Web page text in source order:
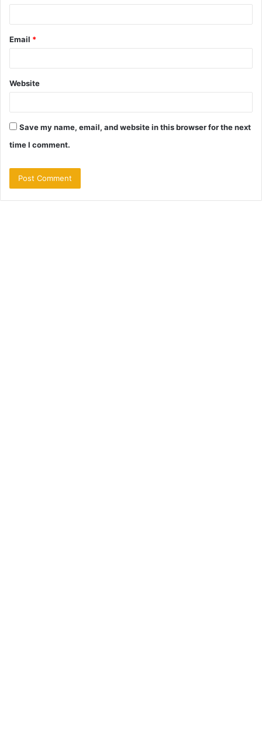
Email *
Website
Save my name, email, and website in this browser for the next
time I comment.